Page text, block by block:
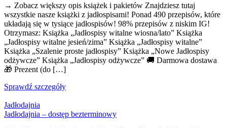
→ Zobacz większy opis książek i pakietów Znajdziesz tutaj
wszystkie nasze książki z jadłospisami! Ponad 490 przepisów, które
układają się w tysiące jadłospisów! 98% przepisów z niskim IG!
Otrzymasz: Książka „Jadłospisy witalne wiosna/lato” Książka
„Jadłospisy witalne jesień/zima” Książka „Jadłospisy witalne”
Książka „Szalenie proste jadłospisy” Książka „Nowe Jadłospisy
odżywcze” Książka „Jadłospisy odżywcze” 🚚 Darmowa dostawa
🎁 Prezent (do […]
Sprawdź szczegóły
Jadłodajnia
Jadłodajnia – dostęp bezterminowy